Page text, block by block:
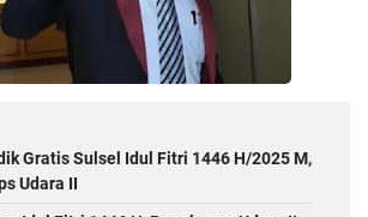
Gratis Sulsel Idul Fitri 1446 H/2025 M,
Udara II